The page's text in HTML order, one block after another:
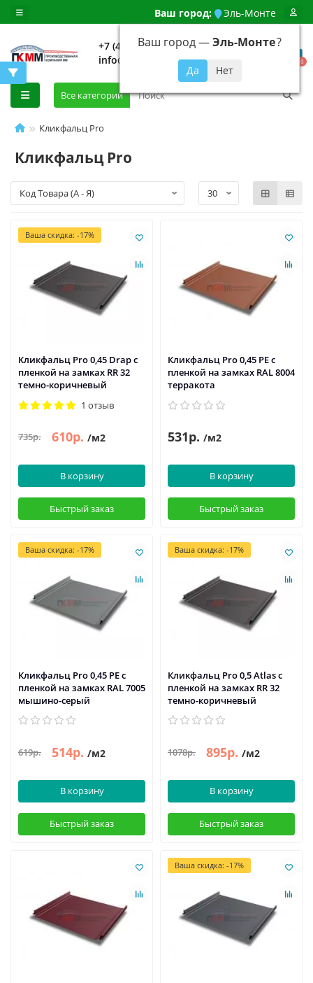
Ваш город: Эль-Монте
Ваш город —Эль-Монте?
+7 (499) 648-92-94
info@evroshtaketnikmoskva.ru
0
Все категории
Кликфальц Pro
Кликфальц Pro
Ваша скидка: -17%
Кликфальц Pro 0,45 Drap с
пленкой на замках RR 32
темно-коричневый
1 отзыв
735р. 610р. /м2
В корзину
Быстрый заказ
Кликфальц Pro 0,45 PE с
пленкой на замках RAL 8004
терракота
531р. /м2
В корзину
Быстрый заказ
Ваша скидка: -17%
Кликфальц Pro 0,45 PE с
пленкой на замках RAL 7005
мышино-серый
619р. 514р. /м2
В корзину
Быстрый заказ
Ваша скидка: -17%
Кликфальц Pro 0,5 Atlas с
пленкой на замках RR 32
темно-коричневый
1078р. 895р. /м2
В корзину
Быстрый заказ
Ваша скидка: -17%